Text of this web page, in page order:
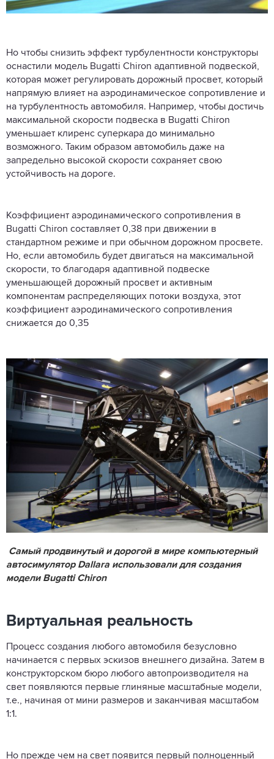
Но чтобы снизить эффект турбулентности конструкторы
оснастили модель Bugatti Chiron адаптивной подвеской,
которая может регулировать дорожный просвет, который
напрямую влияет на аэродинамическое сопротивление и
на турбулентность автомобиля. Например, чтобы достичь
максимальной скорости подвеска в Bugatti Chiron
уменьшает клиренс суперкара до минимально
возможного. Таким образом автомобиль даже на
запредельно высокой скорости сохраняет свою
устойчивость на дороге.
Коэффициент аэродинамического сопротивления в
Bugatti Chiron составляет 0,38 при движении в
стандартном режиме и при обычном дорожном просвете.
Но, если автомобиль будет двигаться на максимальной
скорости, то благодаря адаптивной подвеске
уменьшающей дорожный просвет и активным
компонентам распределяющих потоки воздуха, этот
коэффициент аэродинамического сопротивления
снижается до 0,35
Самый продвинутый и дорогой в мире компьютерный
автосимулятор Dallara использовали для создания
модели Bugatti Chiron
Виртуальная реальность
Процесс создания любого автомобиля безусловно
начинается с первых эскизов внешнего дизайна. Затем в
конструкторском бюро любого автопроизводителя на
свет появляются первые глиняные масштабные модели,
т.е., начиная от мини размеров и заканчивая масштабом
1:1.
Но прежде чем на свет появится первый полноценный